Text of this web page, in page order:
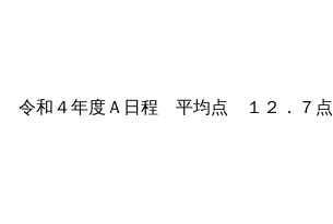
令和４年度Ａ日程 平均点 １２．７点